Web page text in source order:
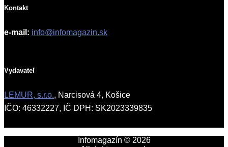
Kontakt
e-mail: info@infomagazin.sk
Vydavateľ
LEMUR, s.r.o., Narcisová 4, Košice
IČO: 46332227, IČ DPH: SK2023339835
Infomagazín © 2026